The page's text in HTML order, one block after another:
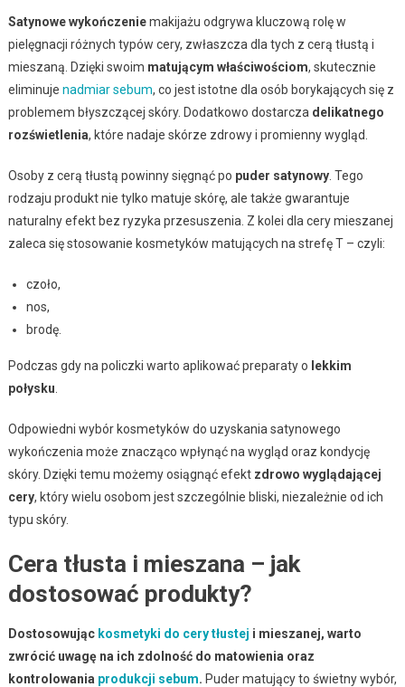
Satynowe wykończeniemakijażu odgrywa kluczową rolę w
pielęgnacji różnych typów cery, zwłaszcza dla tych z cerą tłustą i
mieszaną. Dzięki swoim matującym właściwościom, skutecznie
eliminuje nadmiar sebum, co jest istotne dla osób borykających się z
problemem błyszczącej skóry. Dodatkowo dostarcza delikatnego
rozświetlenia, które nadaje skórze zdrowy i promienny wygląd.
Osoby z cerą tłustą powinny sięgnąć po puder satynowy. Tego
rodzaju produkt nie tylko matuje skórę, ale także gwarantuje
naturalny efekt bez ryzyka przesuszenia. Z kolei dla cery mieszanej
zaleca się stosowanie kosmetyków matujących na strefę T – czyli:
czoło,
nos,
brodę.
Podczas gdy na policzki warto aplikować preparaty o lekkim
połysku
Odpowiedni wybór kosmetyków do uzyskania satynowego
wykończenia może znacząco wpłynąć na wygląd oraz kondycję
skóry. Dzięki temu możemy osiągnąć efekt zdrowo wyglądającej
cery, który wielu osobom jest szczególnie bliski, niezależnie od ich
typu skóry.
Cera tłusta i mieszana – jak
dostosować produkty?
Dostosowując kosmetyki do cery tłustej i mieszanej, warto
zwrócić uwagę na ich zdolność do matowienia oraz
kontrolowania produkcji sebum. Puder matujący to świetny wybór,